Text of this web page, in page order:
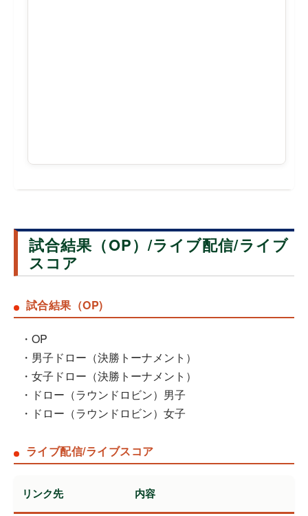
試合結果（OP）/ライブ配信/ライブ
スコア
試合結果（OP)
・OP
・男子ドロー（決勝トーナメント）
・女子ドロー（決勝トーナメント）
・ドロー（ラウンドロビン）男子
・ドロー（ラウンドロビン）女子
ライブ配信/ライブスコア
リンク先 内容